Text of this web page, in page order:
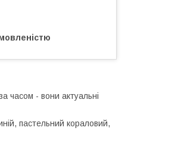
часом - вони актуальні
пастельний кораловий,